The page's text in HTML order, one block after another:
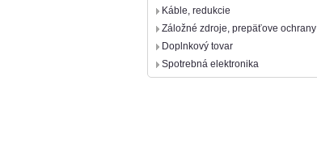
Káble, redukcie
Záložné zdroje, prepäťove ochrany
Doplnkový tovar
Spotrebná elektronika